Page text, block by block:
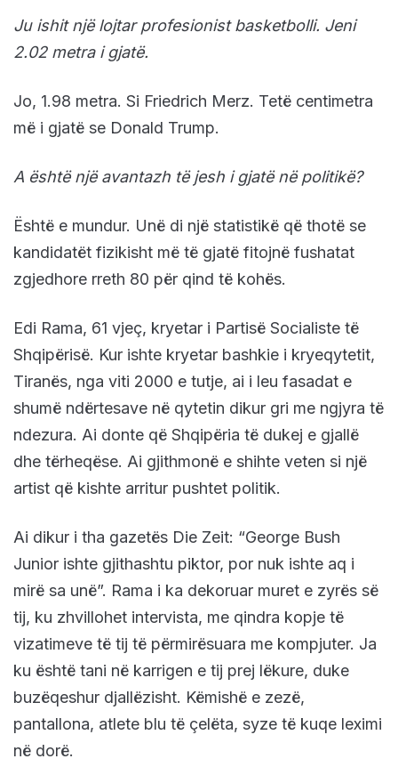
Ju ishit një lojtar profesionist basketbolli. Jeni
2.02 metra i gjatë.
Jo, 1.98 metra. Si Friedrich Merz. Tetë centimetra
më i gjatë se Donald Trump.
A është një avantazh të jesh i gjatë në politikë?
Është e mundur. Unë di një statistikë që thotë se
kandidatët fizikisht më të gjatë fitojnë fushatat
zgjedhore rreth 80 për qind të kohës.
Edi Rama, 61 vjeç, kryetar i Partisë Socialiste të
Shqipërisë. Kur ishte kryetar bashkie i kryeqytetit,
Tiranës, nga viti 2000 e tutje, ai i leu fasadat e
shumë ndërtesave në qytetin dikur gri me ngjyra të
ndezura. Ai donte që Shqipëria të dukej e gjallë
dhe tërheqëse. Ai gjithmonë e shihte veten si një
artist që kishte arritur pushtet politik.
Ai dikur i tha gazetës Die Zeit: “George Bush
Junior ishte gjithashtu piktor, por nuk ishte aq i
mirë sa unë”. Rama i ka dekoruar muret e zyrës së
tij, ku zhvillohet intervista, me qindra kopje të
vizatimeve të tij të përmirësuara me kompjuter. Ja
ku është tani në karrigen e tij prej lëkure, duke
buzëqeshur djallëzisht. Këmishë e zezë,
pantallona, atlete blu të çelëta, syze të kuqe leximi
në dorë.